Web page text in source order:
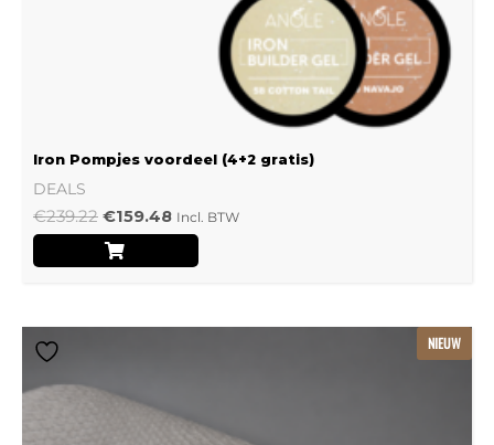
Iron Pompjes voordeel (4+2 gratis)
DEALS
€239.22 €159.48 Incl. BTW
NIEUW